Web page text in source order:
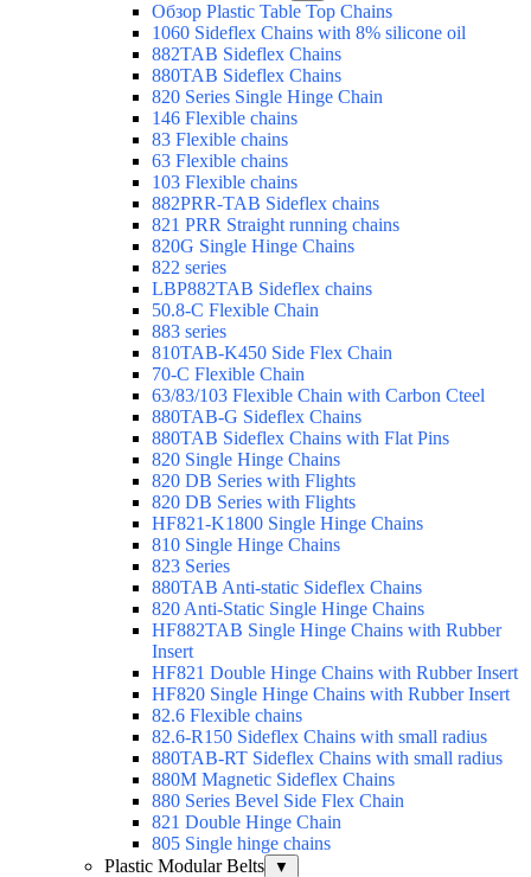
Обзор Plastic Table Top Chains
1060 Sideflex Chains with 8% silicone oil
882TAB Sideflex Chains
880TAB Sideflex Chains
820 Series Single Hinge Chain
146 Flexible chains
83 Flexible chains
63 Flexible chains
103 Flexible chains
882PRR-TAB Sideflex chains
821 PRR Straight running chains
820G Single Hinge Chains
822 series
LBP882TAB Sideflex chains
50.8-C Flexible Chain
883 series
810TAB-K450 Side Flex Chain
70-C Flexible Chain
63/83/103 Flexible Chain with Carbon Cteel
880TAB-G Sideflex Chains
880TAB Sideflex Chains with Flat Pins
820 Single Hinge Chains
820 DB Series with Flights
820 DB Series with Flights
HF821-K1800 Single Hinge Chains
810 Single Hinge Chains
823 Series
880TAB Anti-static Sideflex Chains
820 Anti-Static Single Hinge Chains
HF882TAB Single Hinge Chains with Rubber
Insert
HF821 Double Hinge Chains with Rubber Insert
HF820 Single Hinge Chains with Rubber Insert
82.6 Flexible chains
82.6-R150 Sideflex Chains with small radius
880TAB-RT Sideflex Chains with small radius
880M Magnetic Sideflex Chains
880 Series Bevel Side Flex Chain
821 Double Hinge Chain
805 Single hinge chains
Plastic Modular Belts
▼